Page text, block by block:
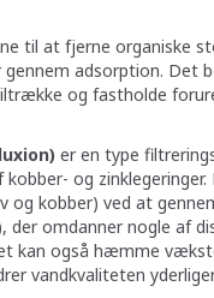
til at fjerne organiske
adsorption. Det
og fastholde
er en type
og zinklegeringer.
og kobber) ved at
omdanner nogle af
kan også hæmme
vandkvaliteten